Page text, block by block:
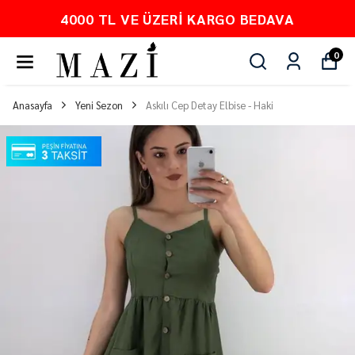
4000 TL VE ÜZERI KARGO BEDAVA
0
Anasayfa Yeni Sezon Askılı Cep Detay Elbise - Haki